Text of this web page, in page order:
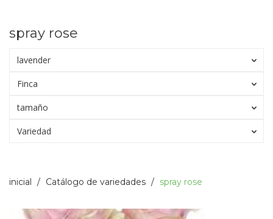
spray rose
lavender
Finca
tamaño
Variedad
inicial Catálogo de variedades spray rose